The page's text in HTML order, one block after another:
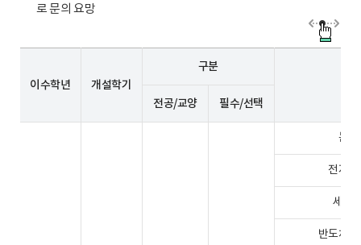
로 문의 요망
이수학년 개설학기
구분
전공/교양
필수/선택
논
전자
세라
반도체